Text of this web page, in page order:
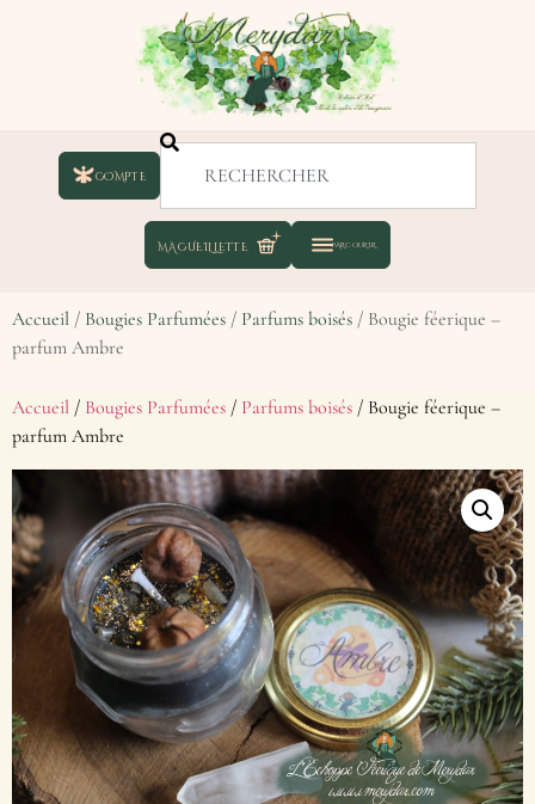
COMPTE
Accueil / Bougies Parfumées / Parfums boisés / Bougie féerique –
parfum Ambre
Accueil / Bougies Parfumées / Parfums boisés / Bougie féerique –
parfum Ambre